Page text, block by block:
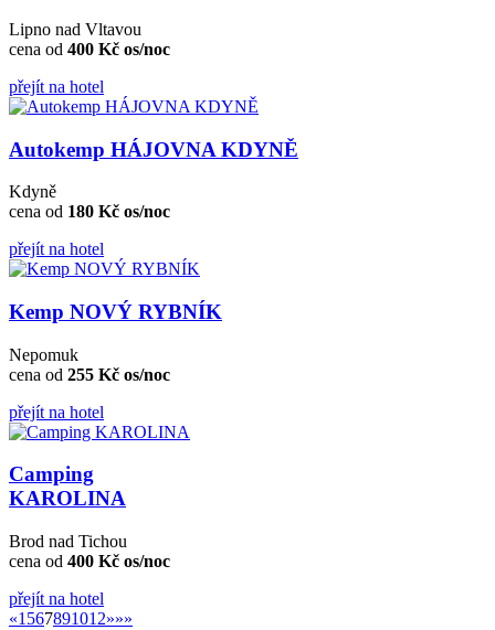
Lipno nad Vltavou
cena od 400 Kč os/noc
přejít na hotel
Autokemp HÁJOVNA KDYNĚ
Kdyně
cena od 180 Kč os/noc
přejít na hotel
Kemp NOVÝ RYBNÍK
Nepomuk
cena od 255 Kč os/noc
přejít na hotel
Camping
KAROLINA
Brod nad Tichou
cena od 400 Kč os/noc
přejít na hotel
««1 567891012»»
»»